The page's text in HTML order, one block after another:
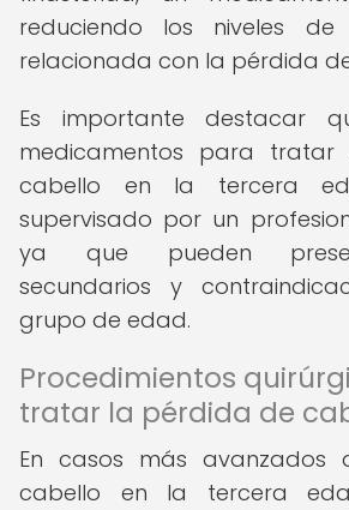
reduciendo los niveles
relacionada con la pérdida
Es importante destacar
medicamentos para
cabello en la tercera
supervisado por un
ya que pueden
secundarios y
grupo de edad.
Procedimientos
tratar la pérdida de
En casos más avanzados
cabello en la tercera